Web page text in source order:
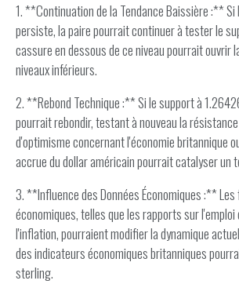
1. **Continuation de la Tendance Baissière :** Si
persiste, la paire pourrait continuer à tester le
cassure en dessous de ce niveau pourrait ouvrir
niveaux inférieurs.
2. **Rebond Technique :** Si le support à
pourrait rebondir, testant à nouveau la
d'optimisme concernant l'économie britannique
accrue du dollar américain pourrait catalyser un
3. **Influence des Données Économiques :**
économiques, telles que les rapports sur
l'inflation, pourraient modifier la dynamique
des indicateurs économiques britanniques
sterling.